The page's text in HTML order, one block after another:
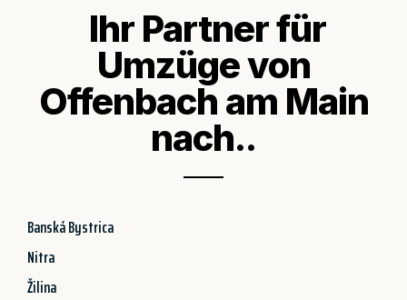
Ihr Partner für
Umzüge von
Offenbach am Main
nach..
Banská Bystrica
Nitra
Žilina